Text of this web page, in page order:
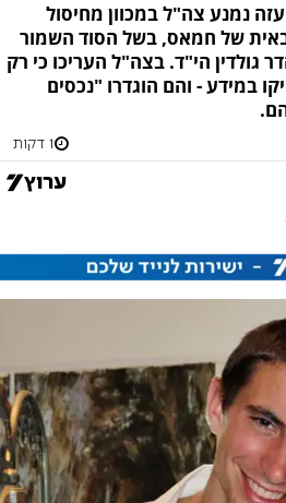
נמנע צה"ל במכוון מחיסול
של חמאס, בשל הסוד השמור
גולדין הי"ד. בצה"ל העריכו כי רק
במידע - והם הוגדרו "נכסים
1 דקות